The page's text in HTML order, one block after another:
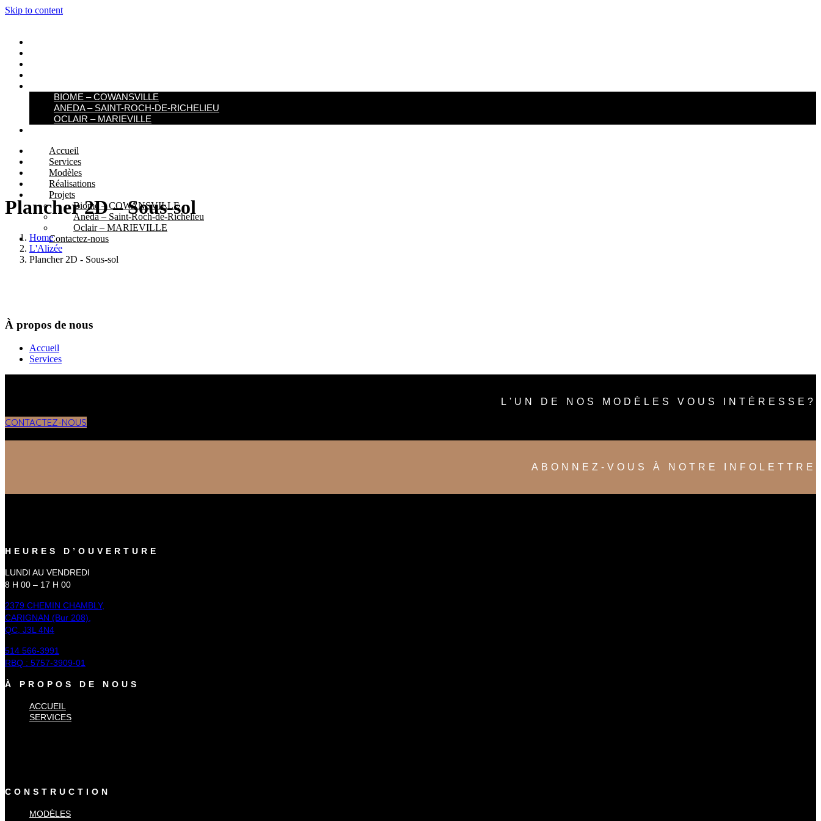
Skip to content
BIOME – COWANSVILLE​
ANEDA – SAINT-ROCH-DE-RICHELIEU
OCLAIR – MARIEVILLE
Accueil
Services
Modèles
Réalisations
Projets
Biome – COWANSVILLE​
Aneda – Saint-Roch-de-Richelieu
Oclair – MARIEVILLE
Contactez-nous
Plancher 2D – Sous-sol
Home
L'Alizée
Plancher 2D - Sous-sol
À propos de nous
Accueil
Services
L'UN DE NOS MODÈLES VOUS INTÉRESSE?
CONTACTEZ-NOUS
ABONNEZ-VOUS À NOTRE INFOLETTRE
HEURES D’OUVERTURE
LUNDI AU VENDREDI
8 H 00 – 17 H 00
2379 CHEMIN CHAMBLY,
CARIGNAN (Bur 208),
QC, J3L 4N4
514 566-3991
RBQ : 5757-3909-01
À PROPOS DE NOUS
ACCUEIL
SERVICES
CONSTRUCTION
MODÈLES